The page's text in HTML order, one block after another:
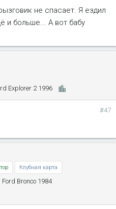
не спасает. Я ездил
и больше... А вот бабу
Explorer 2 1996
#47
Клубная карта
Ford Bronco 1984